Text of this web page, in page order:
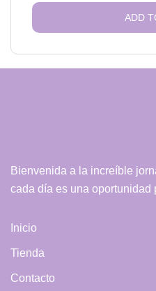
ADD
Bienvenida a la increíble
cada día es una oportunidad
Inicio
Tienda
Contacto